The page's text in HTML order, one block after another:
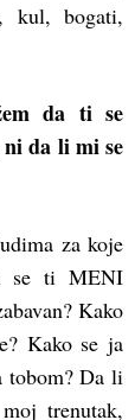
kul, bogati,
da ti se
da li mi se
za koje
se ti MENI
Kako
Kako se ja
tobom? Da li
trenutak,